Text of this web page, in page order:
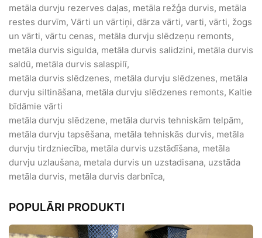
metāla durvju rezerves daļas, metāla režģa durvis, metāla
restes durvīm, Vārti un vārtiņi, dārza vārti, varti, vārti, žogs
un vārti, vārtu cenas, metāla durvju slēdzeņu remonts,
metāla durvis sigulda, metāla durvis salidzini, metāla durvis
saldū, metāla durvis salaspilī,
metāla durvis slēdzenes, metāla durvju slēdzenes, metāla
durvju siltināšana, metāla durvju slēdzenes remonts, Kaltie
bīdāmie vārti
metāla durvju slēdzene, metāla durvis tehniskām telpām,
metāla durvju tapsēšana, metāla tehniskās durvis, metāla
durvju tirdzniecība, metāla durvis uzstādīšana, metāla
durvju uzlaušana, metala durvis un uzstadisana, uzstāda
metāla durvis, metāla durvis darbnīca,
POPULĀRI PRODUKTI